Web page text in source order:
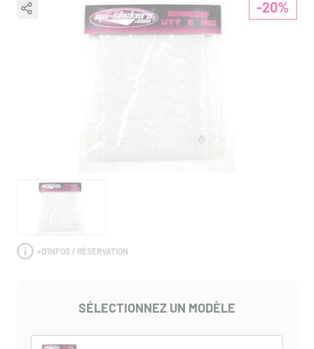
-20%
+D'INFOS / RÉSERVATION
SÉLECTIONNEZ UN MODÈLE